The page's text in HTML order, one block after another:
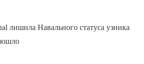
лишила Навального статуса узника